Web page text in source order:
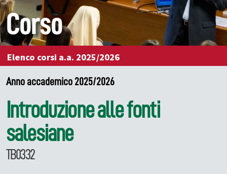
Corso
Elenco corsi a.a. 2025/2026
Anno accademico 2025/2026
Introduzione alle fonti
salesiane
TB0332